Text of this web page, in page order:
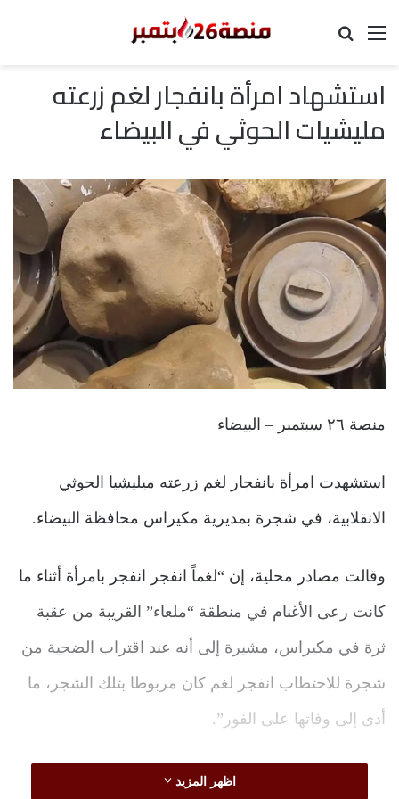
القائمة
استشهاد امرأة بانفجار لغم زرعته
مليشيات الحوثي في البيضاء
منصة ٢٦ سبتمبر – البيضاء
استشهدت امرأة بانفجار لغم زرعته ميليشيا الحوثي
الانقلابية، في شجرة بمديرية مكيراس محافظة البيضاء.
وقالت مصادر محلية، إن “لغماً انفجر انفجر بامرأة أثناء ما
كانت رعى الأغنام في منطقة “ملعاء” القريبة من عقبة
ثرة في مكيراس، مشيرة إلى أنه عند اقتراب الضحية من
شجرة للاحتطاب انفجر لغم كان مربوطا بتلك الشجر، ما
أدى إلى وفاتها على الفور”.
وزرعت مليشيا الحوثي الإرهابية المئات من الألغام في
اظهر المزيد